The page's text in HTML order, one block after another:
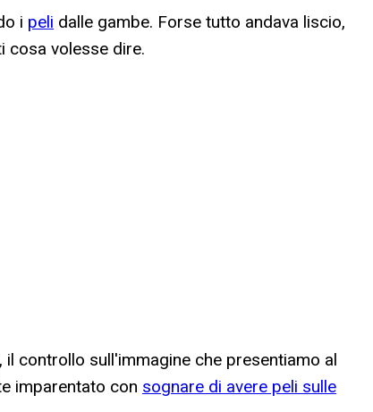
i peli dalle gambe. Forse tutto andava liscio,
cosa volesse dire.
controllo sull'immagine che presentiamo al
imparentato con sognare di avere peli sulle